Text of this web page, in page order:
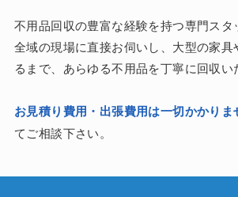
不用品回収の豊富な経験を持つ専門スタ
全域の現場に直接お伺いし、大型の家具
るまで、あらゆる不用品を丁寧に回収い
お見積り費用・出張費用は一切かかりま
てご相談下さい。